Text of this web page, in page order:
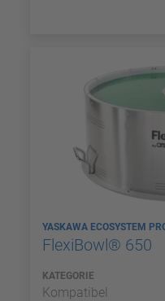
YASKAWA ECOSYSTEM
FlexiBowl® 650
KATEGORIE
Kompatibel